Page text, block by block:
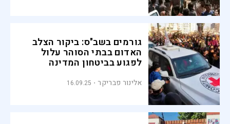
גורמים בשב"ס: ביקור הצלב
האדום בבתי הסוהר עלול
לפגוע בביטחון המדינה
אלינור פבריקר 16.09.25